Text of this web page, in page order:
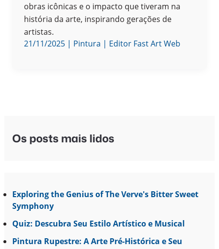
obras icônicas e o impacto que tiveram na
história da arte, inspirando gerações de
artistas.
21/11/2025 | Pintura | Editor Fast Art Web
Os posts mais lidos
Exploring the Genius of The Verve's Bitter Sweet
Symphony
Quiz: Descubra Seu Estilo Artístico e Musical
Pintura Rupestre: A Arte Pré-Histórica e Seu